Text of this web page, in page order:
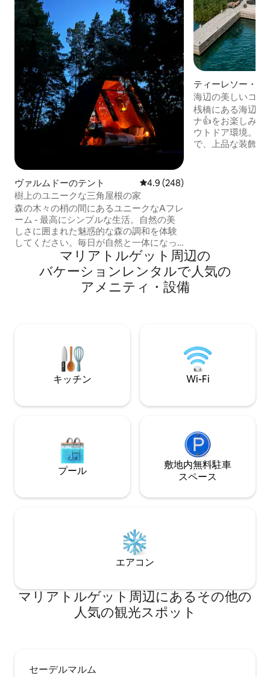
ヴァルムドーのテント レビュー248件、5つ星中4.9つ
4.9 (248)
樹上のユニークな三角屋根の家
森の木々の梢の間にあるユニークなAフレ
ーム - 最高にシンプルな生活。自然の美
しさに囲まれた魅惑的な森の調和を体験
してください。毎日が自然と一体になっ
たような感覚を味わえます。 パチパチと
音を立てるストーブのそばで、自然の風
と音をお楽しみください。グリルやホッ
トプレートで食材を調理します。 大切な
だけます。最大2名様までご宿泊いただけ
ティーレソー・オ
ス
海辺の美しいコテ
桟橋にある海辺の
ナ👍をお楽しみください。
ウトドア環境。
で、上品な装飾が施
マリアトルゲット⁠周⁠辺⁠の
バ⁠ケ⁠ー⁠シ⁠ョ⁠ン⁠レ⁠ン⁠タ⁠ル⁠で人⁠気⁠の
ア⁠メ⁠ニ⁠テ⁠ィ⁠・⁠設⁠備
キッチン Wi-Fi
プール
敷地内無料駐⁠車
ス⁠ペ⁠ー⁠ス
エアコン
マリアトルゲット⁠周⁠辺⁠に⁠あ⁠るそ⁠の⁠他⁠の
人⁠気⁠の観⁠光⁠ス⁠ポ⁠ッ⁠ト
セーデルマルム